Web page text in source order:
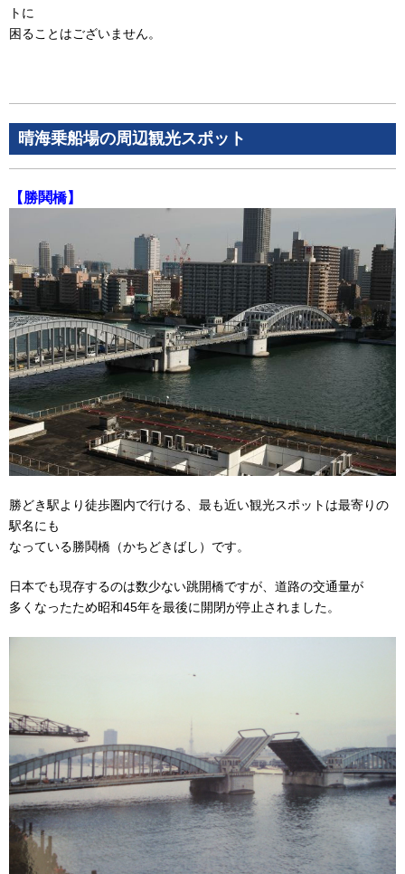
トに
困ることはございません。
晴海乗船場の周辺観光スポット
【勝鬨橋】
勝どき駅より徒歩圏内で行ける、最も近い観光スポットは最寄りの
駅名にも
なっている勝鬨橋（かちどきばし）です。
日本でも現存するのは数少ない跳開橋ですが、道路の交通量が
多くなったため昭和45年を最後に開閉が停止されました。